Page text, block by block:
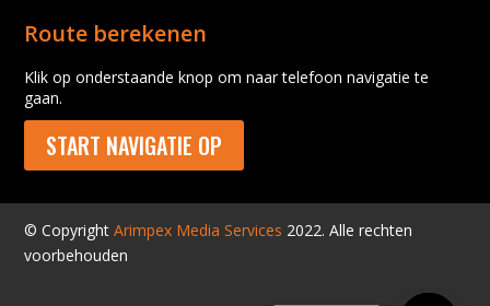
Route berekenen
Klik op onderstaande knop om naar telefoon navigatie te
gaan.
START NAVIGATIE OP
© CopyrightArimpex Media Services 2022. Alle rechten
voorbehouden